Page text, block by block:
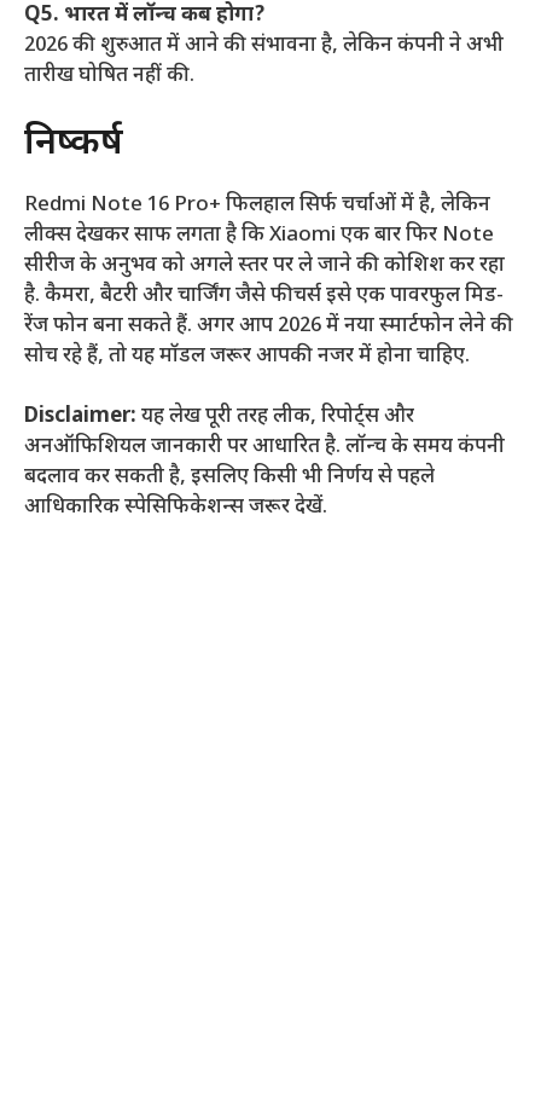
Q5. भारत में लॉन्च कब होगा?
2026 की शुरुआत में आने की संभावना है, लेकिन कंपनी ने अभी
तारीख घोषित नहीं की.
निष्कर्ष
Redmi Note 16 Pro+ फिलहाल सिर्फ चर्चाओं में है, लेकिन
लीक्स देखकर साफ लगता है कि Xiaomi एक बार फिर Note
सीरीज के अनुभव को अगले स्तर पर ले जाने की कोशिश कर रहा
है. कैमरा, बैटरी और चार्जिंग जैसे फीचर्स इसे एक पावरफुल मिड-
रेंज फोन बना सकते हैं. अगर आप 2026 में नया स्मार्टफोन लेने की
सोच रहे हैं, तो यह मॉडल जरूर आपकी नजर में होना चाहिए.
Disclaimer: यह लेख पूरी तरह लीक, रिपोर्ट्स और
अनऑफिशियल जानकारी पर आधारित है. लॉन्च के समय कंपनी
बदलाव कर सकती है, इसलिए किसी भी निर्णय से पहले
आधिकारिक स्पेसिफिकेशन्स जरूर देखें.